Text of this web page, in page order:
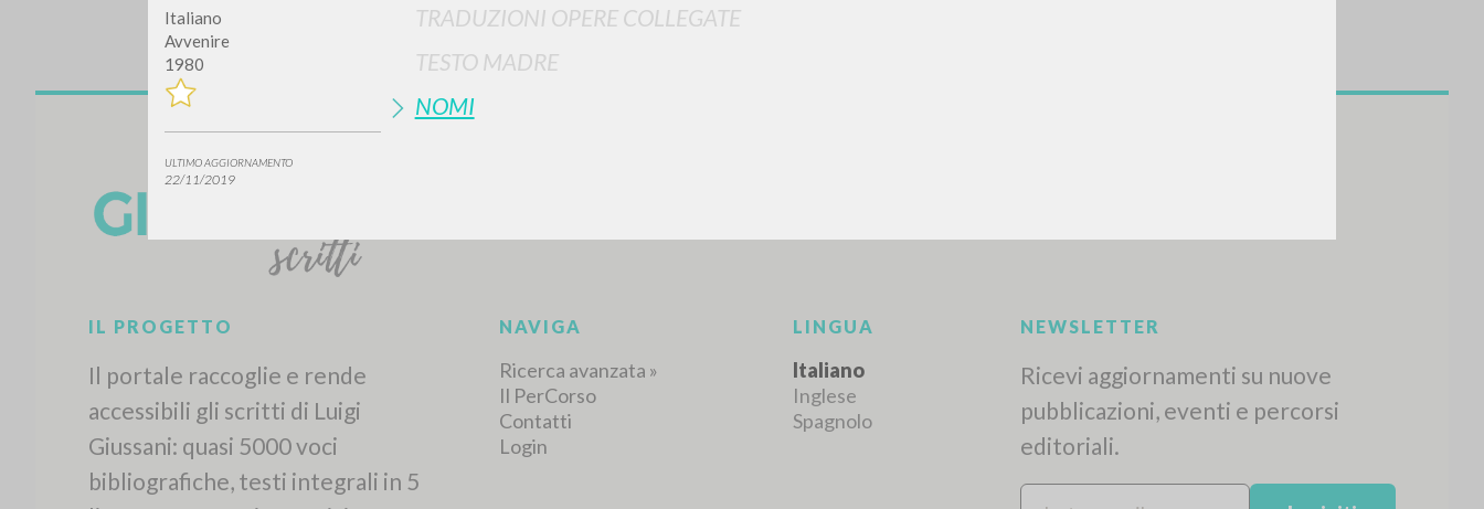
Italiano
Avvenire
1980
ULTIMO AGGIORNAMENTO
22/11/2019
TRADUZIONI OPERE COLLEGATE
TESTO MADRE
NOMI
Vuoi risultati ancora più precisi? Utilizza laRICERCA AVANZATA »
TIPOLOGIA OPERA LINGUA ATTIVITÀ RECENTI